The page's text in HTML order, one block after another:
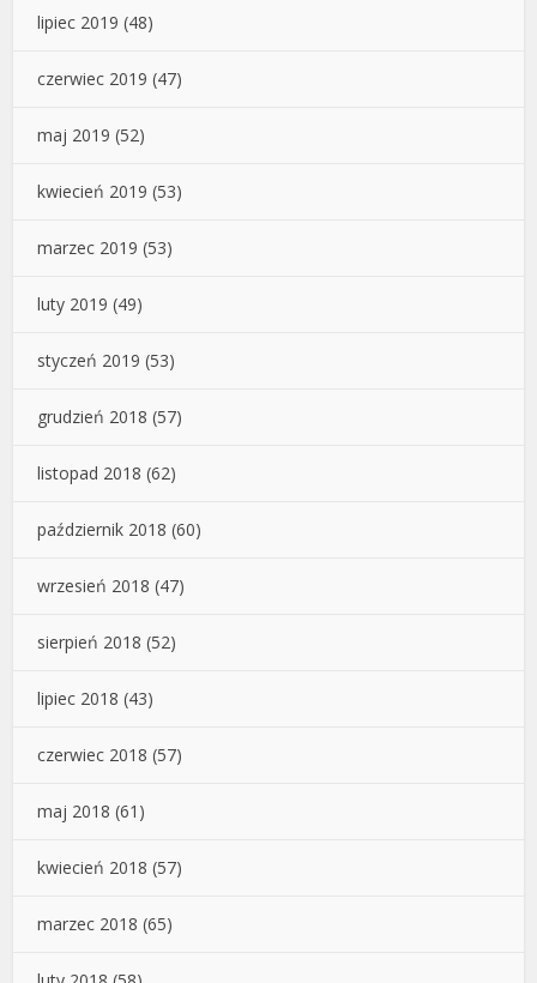
lipiec 2019 (48)
czerwiec 2019 (47)
maj 2019 (52)
kwiecień 2019 (53)
marzec 2019 (53)
luty 2019 (49)
styczeń 2019 (53)
grudzień 2018 (57)
listopad 2018 (62)
październik 2018 (60)
wrzesień 2018 (47)
sierpień 2018 (52)
lipiec 2018 (43)
czerwiec 2018 (57)
maj 2018 (61)
kwiecień 2018 (57)
marzec 2018 (65)